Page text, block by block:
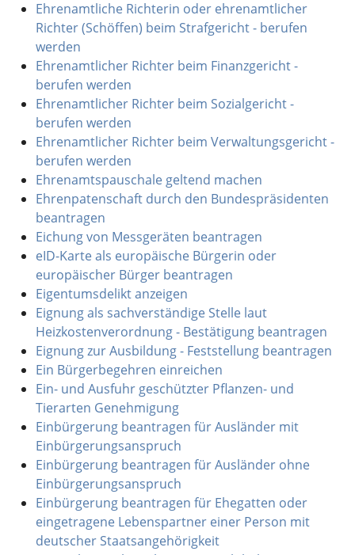
Ehrenamtliche Richterin oder ehrenamtlicher
Richter (Schöffen) beim Strafgericht - berufen
werden
Ehrenamtlicher Richter beim Finanzgericht -
berufen werden
Ehrenamtlicher Richter beim Sozialgericht -
berufen werden
Ehrenamtlicher Richter beim Verwaltungsgericht -
berufen werden
Ehrenamtspauschale geltend machen
Ehrenpatenschaft durch den Bundespräsidenten
beantragen
Eichung von Messgeräten beantragen
eID-Karte als europäische Bürgerin oder
europäischer Bürger beantragen
Eigentumsdelikt anzeigen
Eignung als sachverständige Stelle laut
Heizkostenverordnung - Bestätigung beantragen
Eignung zur Ausbildung - Feststellung beantragen
Ein Bürgerbegehren einreichen
Ein- und Ausfuhr geschützter Pflanzen- und
Tierarten Genehmigung
Einbürgerung beantragen für Ausländer mit
Einbürgerungsanspruch
Einbürgerung beantragen für Ausländer ohne
Einbürgerungsanspruch
Einbürgerung beantragen für Ehegatten oder
eingetragene Lebenspartner einer Person mit
deutscher Staatsangehörigkeit